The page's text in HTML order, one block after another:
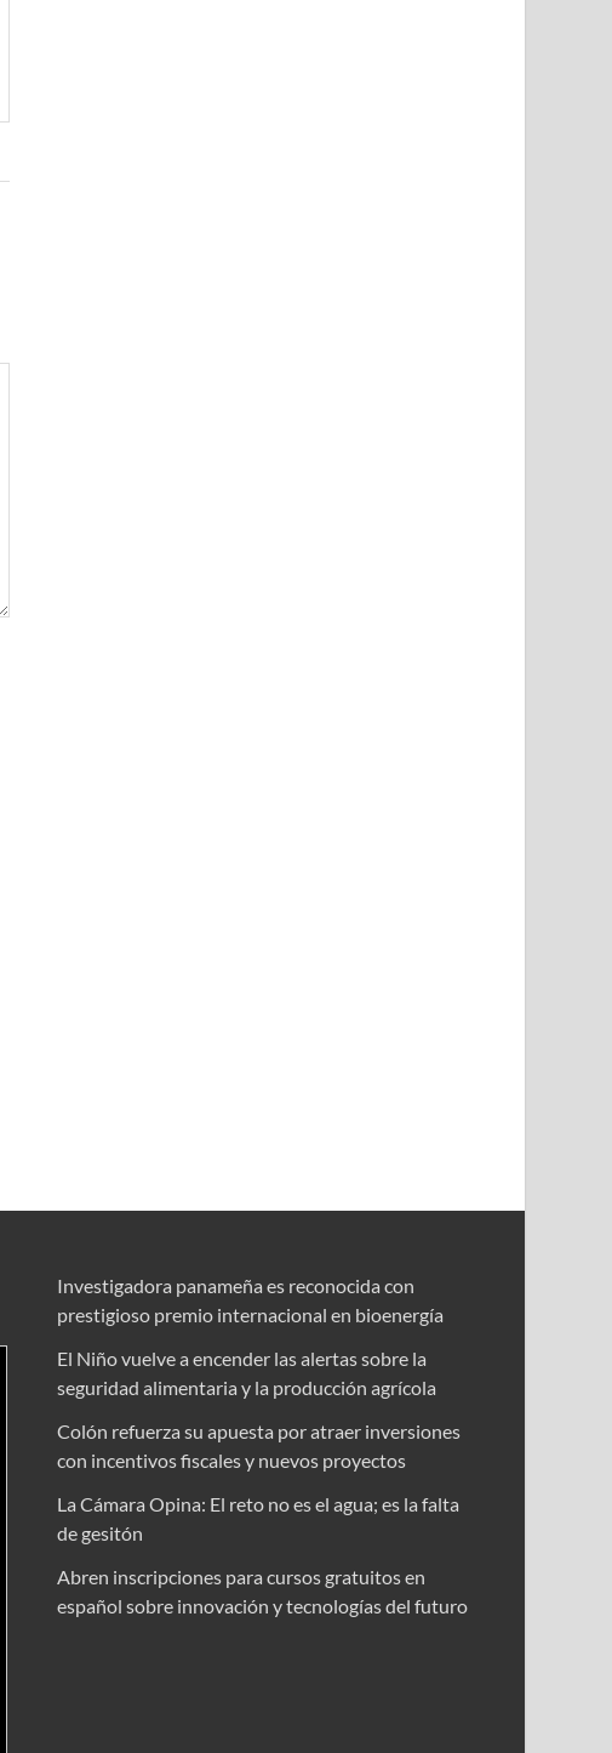
Investigadora panameña es reconocida con
prestigioso premio internacional en bioenergía
El Niño vuelve a encender las alertas sobre la
seguridad alimentaria y la producción agrícola
Colón refuerza su apuesta por atraer inversiones
con incentivos fiscales y nuevos proyectos
La Cámara Opina: El reto no es el agua; es la falta
de gesitón
Abren inscripciones para cursos gratuitos en
español sobre innovación y tecnologías del futuro